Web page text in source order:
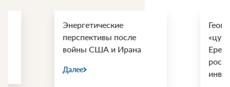
Энергетические
перспективы после
войны США и Ирана
«цугцванг»:
Еревану
российскими
инвестициями